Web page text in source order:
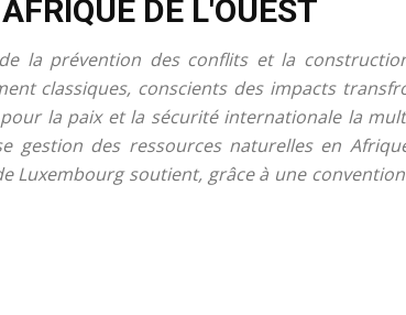
DE L'OUEST
la prévention des conflits et la
classiques, conscients des impacts
la paix et la sécurité internationale la
des ressources naturelles en
Luxembourg soutient, grâce à une